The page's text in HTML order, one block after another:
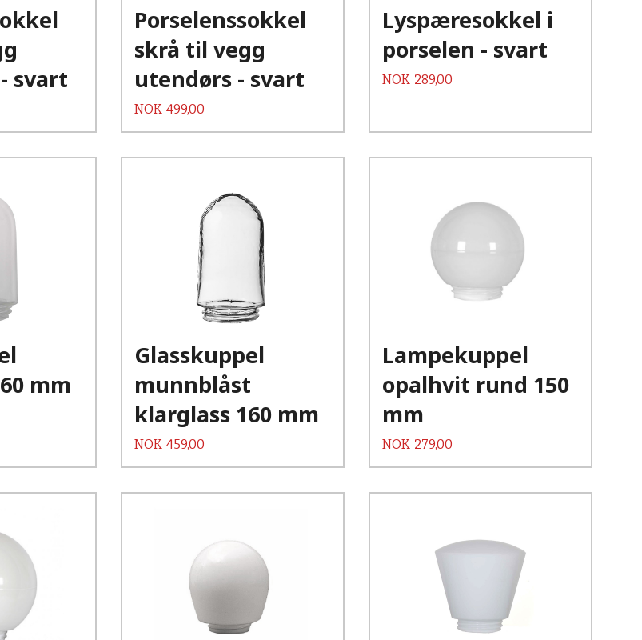
svart
Porselenssokkel
skrå til vegg
utendørs - svart
Pris
NOK 499,00
Lyspæresokkel i
porselen - svart
Pris
NOK 289,00
mm
Glasskuppel
munnblåst
klarglass 160 mm
Pris
NOK 459,00
Les mer
Lampekuppel
opalhvit rund 150
mm
Pris
NOK 279,00
Kjøp Kjøp